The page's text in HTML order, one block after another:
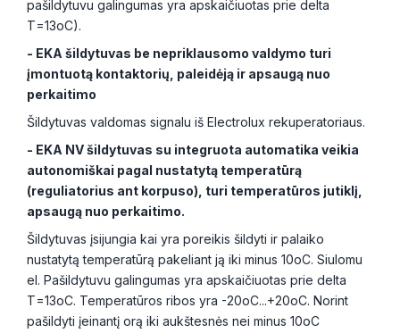
pašildytuvu galingumas yra apskaičiuotas prie delta
T=13oC).
- EKA šildytuvas be nepriklausomo valdymo turi
įmontuotą kontaktorių, paleidėją ir apsaugą nuo
perkaitimo
Šildytuvas valdomas signalu iš Electrolux rekuperatoriaus.
- EKA NV šildytuvas su integruota automatika veikia
autonomiškai pagal nustatytą temperatūrą
(reguliatorius ant korpuso), turi temperatūros jutiklį,
apsaugą nuo perkaitimo.
Šildytuvas įsijungia kai yra poreikis šildyti ir palaiko
nustatytą temperatūrą pakeliant ją iki minus 10oC. Siulomu
el. Pašildytuvu galingumas yra apskaičiuotas prie delta
T=13oC. Temperatūros ribos yra -20oC...+20oC. Norint
pašildyti įeinantį orą iki aukštesnės nei minus 10oC